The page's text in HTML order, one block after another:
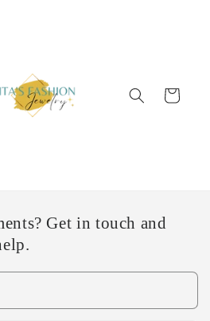
Carrito
Get in touch and